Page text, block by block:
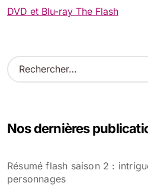
DVD et Blu-ray The Flash
R
e
r
e
r
Nos dernières
Résumé flash saison 2 :
personnages